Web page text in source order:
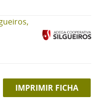
IMPRIMIR FICHA